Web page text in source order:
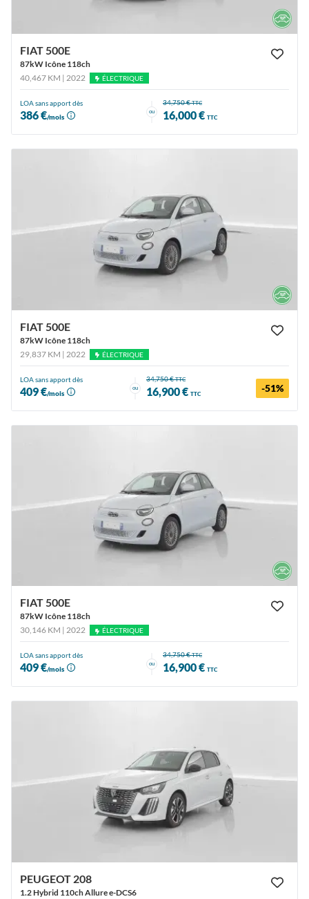
FIAT 500E
87kW Icône 118ch
40,467 KM | 2022
ÉLECTRIQUE
LOA sans apport dès
386 €/mois
ou
34,750 €TTC
16,000 € TTC
FIAT 500E
87kW Icône 118ch
29,837 KM | 2022
ÉLECTRIQUE
LOA sans apport dès
409 €/mois
ou
34,750 €TTC
16,900 € TTC -51%
FIAT 500E
87kW Icône 118ch
30,146 KM | 2022
ÉLECTRIQUE
LOA sans apport dès
409 €/mois
ou
34,750 €TTC
16,900 € TTC
PEUGEOT 208
1.2 Hybrid 110ch Allure e-DCS6